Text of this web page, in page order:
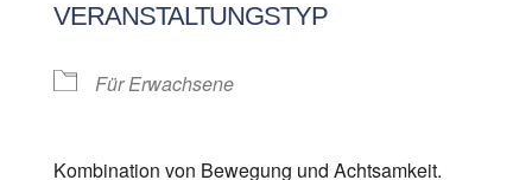
VERANSTALTUNGSTYP
Für Erwachsene
Kombination von Bewegung und Achtsamkeit.